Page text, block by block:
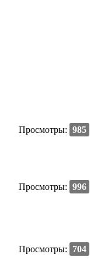
Просмотры: 985
Просмотры: 996
Просмотры: 704